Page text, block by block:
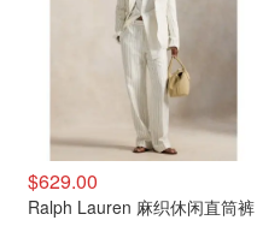
$629.00
Ralph Lauren 麻织休闲直筒裤